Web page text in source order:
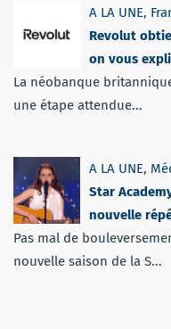
A LA UNE,
Revolut
on vous
La néobanque
une étape attendue...
A LA UNE,
Star
nouvelle
Pas mal de
nouvelle saison de la S...